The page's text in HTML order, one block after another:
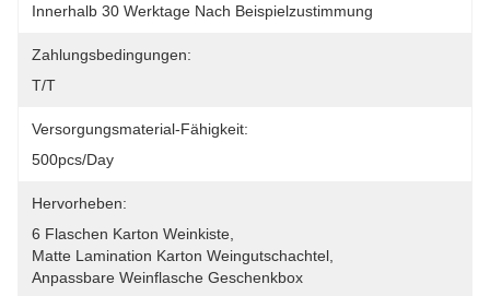
Innerhalb 30 Werktage Nach Beispielzustimmung
Zahlungsbedingungen:
T/T
Versorgungsmaterial-Fähigkeit:
500pcs/day
Hervorheben:
6 Flaschen Karton Weinkiste
Matte Lamination Karton Weingutschachtel
Anpassbare Weinflasche Geschenkbox